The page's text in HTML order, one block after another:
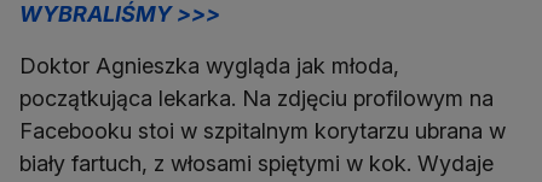
WYBRALIŚMY >>>
Doktor Agnieszka wygląda jak młoda,
początkująca lekarka. Na zdjęciu profilowym na
Facebooku stoi w szpitalnym korytarzu ubrana w
biały fartuch, z włosami spiętymi w kok. Wydaje